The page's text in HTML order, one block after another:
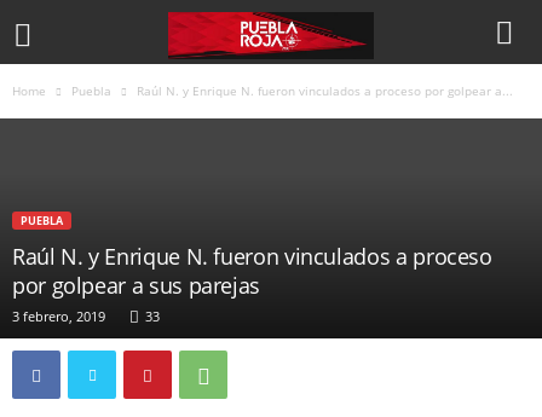
Home Puebla Raúl N. y Enrique N. fueron vinculados a proceso por golpear a...
PUEBLA
Raúl N. y Enrique N. fueron vinculados a proceso
por golpear a sus parejas
3 febrero, 2019 33